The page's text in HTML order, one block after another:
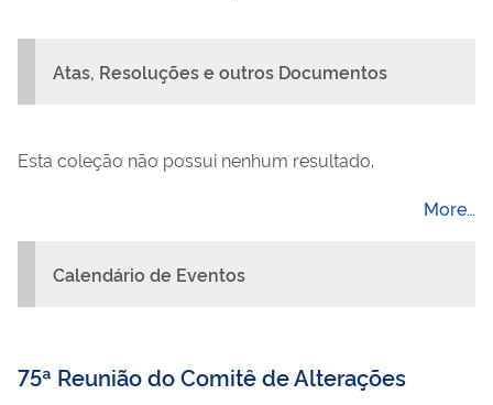
Atas, Resoluções e outros Documentos
Esta coleção não possui nenhum resultado.
More…
Calendário de Eventos
75ª Reunião do Comitê de Alterações